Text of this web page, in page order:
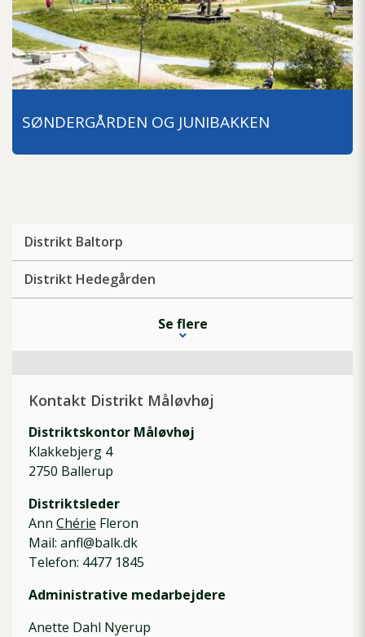
SØNDERGÅRDEN OG JUNIBAKKEN
Distrikt Baltorp
Distrikt Hedegården
Se flere
Kontakt Distrikt Måløvhøj
Distriktskontor Måløvhøj
Klakkebjerg 4
2750 Ballerup
Distriktsleder
Ann Chérie Fleron
Mail: anfl@balk.dk
Telefon: 4477 1845
Administrative medarbejdere
Anette Dahl Nyerup